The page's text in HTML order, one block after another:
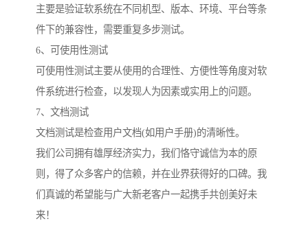
主要是验证软系统在不同机型、版本、环境、平台等条
件下的兼容性，需要重复多步测试。
6、可使用性测试
可使用性测试主要从使用的合理性、方便性等角度对软
件系统进行检查，以发现人为因素或实用上的问题。
7、文档测试
文档测试是检查用户文档(如用户手册)的清晰性。
我们公司拥有雄厚经济实力，我们恪守诚信为本的原
则，得了众多客户的信赖，并在业界获得好的口碑。我
们真诚的希望能与广大新老客户一起携手共创美好未
来！